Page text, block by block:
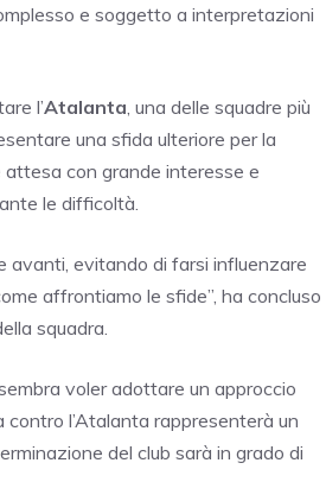
e soggetto a interpretazioni
l’Atalanta , una delle squadre più
una sfida ulteriore per la
con grande interesse e
le difficoltà.
avanti, evitando di farsi influenzare
affrontiamo le sfide”, ha concluso
squadra.
voler adottare un approccio
l’Atalanta rappresenterà un
del club sarà in grado di